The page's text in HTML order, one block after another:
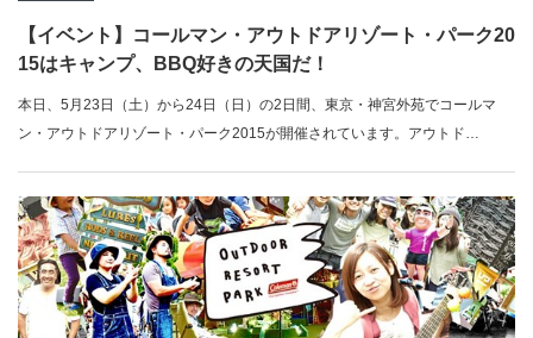
【イベント】コールマン・アウトドアリゾート・パーク20
15はキャンプ、BBQ好きの天国だ！
本日、5月23日（土）から24日（日）の2日間、東京・神宮外苑でコールマ
ン・アウトドアリゾート・パーク2015が開催されています。アウトド…